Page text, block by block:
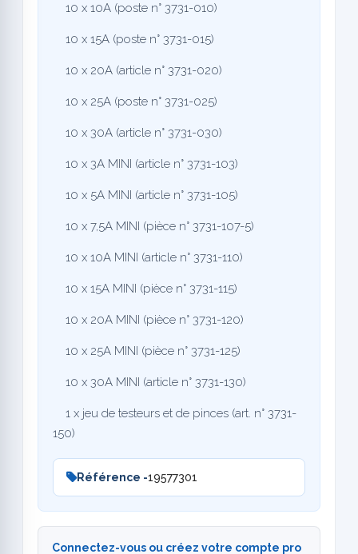
10 x 10A (poste n° 3731-010)
10 x 15A (poste n° 3731-015)
10 x 20A (article n° 3731-020)
10 x 25A (poste n° 3731-025)
10 x 30A (article n° 3731-030)
10 x 3A MINI (article n° 3731-103)
10 x 5A MINI (article n° 3731-105)
10 x 7,5A MINI (pièce n° 3731-107-5)
10 x 10A MINI (article n° 3731-110)
10 x 15A MINI (pièce n° 3731-115)
10 x 20A MINI (pièce n° 3731-120)
10 x 25A MINI (pièce n° 3731-125)
10 x 30A MINI (article n° 3731-130)
1 x jeu de testeurs et de pinces (art. n° 3731-
150)
Référence -19577301
Connectez-vous ou créez votre compte pro